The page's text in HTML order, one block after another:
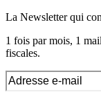
La Newsletterqui
1 fois par mois, 1
fiscales.